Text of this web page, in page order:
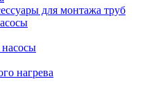
для монтажа труб
нагрева